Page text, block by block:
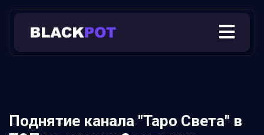
Поднятие канала "Таро Света" в